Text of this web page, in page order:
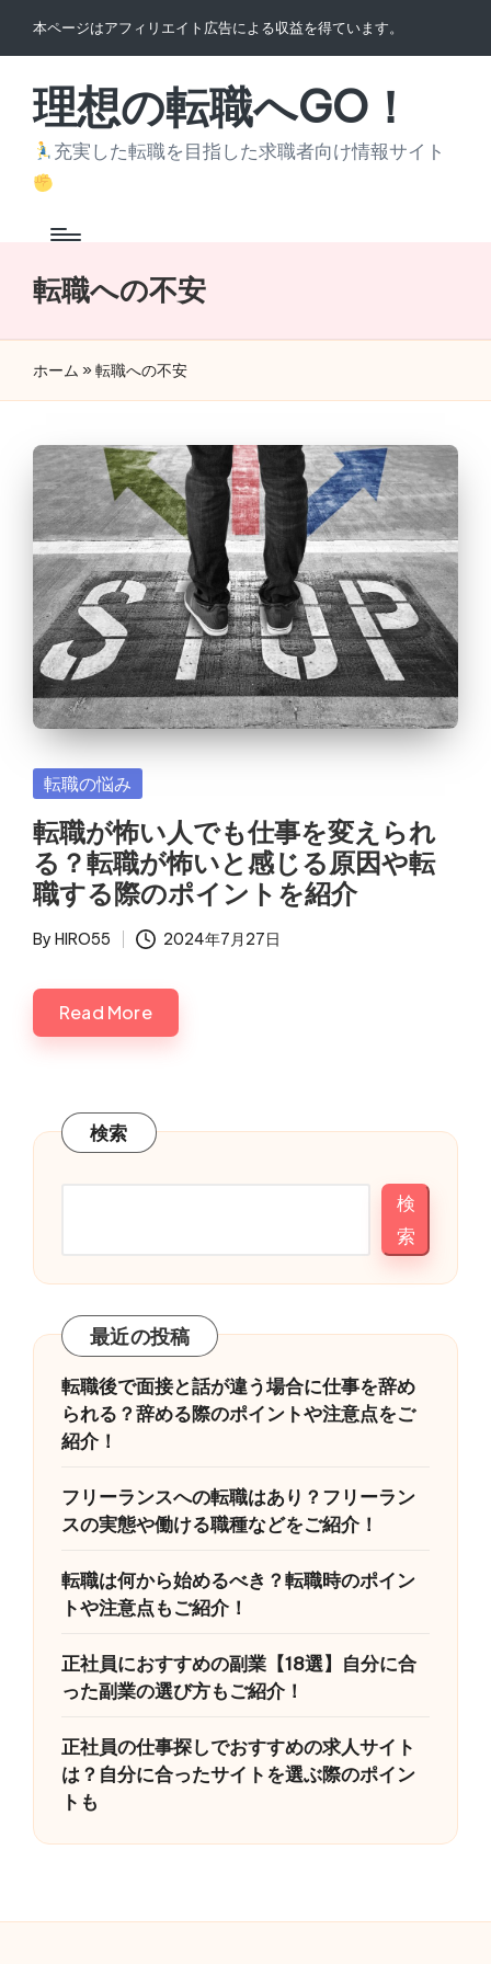
Skip
content
本ページはアフィリエイト広告による収益を得ています。
理想の転職へGO！
充実した転職を目指した求職者向け情報サイト
転職への不安
ホーム » 転職への不安
Posted
転職の悩み
転職が怖い人でも仕事を変えられ
る？転職が怖いと感じる原因や転
職する際のポイントを紹介
Posted
By HIRO55 2024年7月27日
Read More
検索
検
索
最近の投稿
転職後で面接と話が違う場合に仕事を辞め
られる？辞める際のポイントや注意点をご
紹介！
フリーランスへの転職はあり？フリーラン
スの実態や働ける職種などをご紹介！
転職は何から始めるべき？転職時のポイン
トや注意点もご紹介！
正社員におすすめの副業【18選】自分に合
った副業の選び方もご紹介！
正社員の仕事探しでおすすめの求人サイト
は？自分に合ったサイトを選ぶ際のポイン
トも